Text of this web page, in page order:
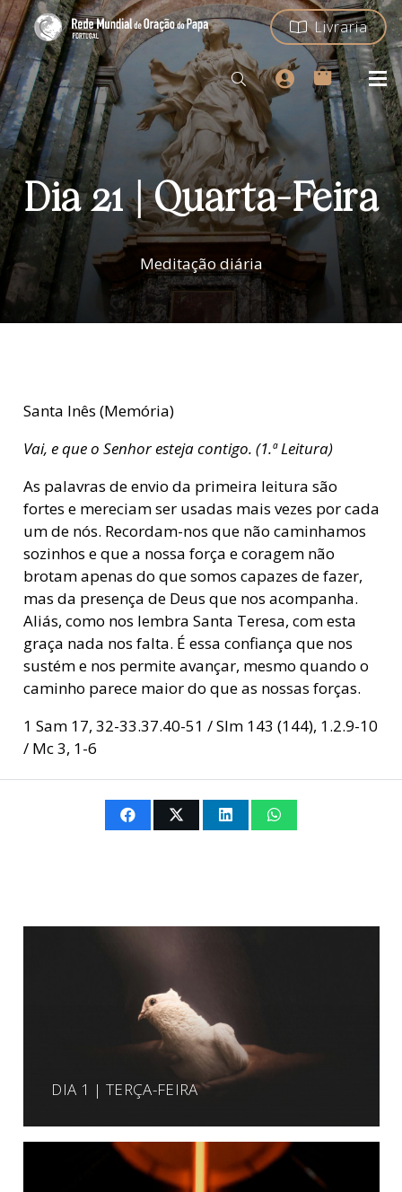
Livraria
Dia 21 | Quarta-Feira
Meditação diária
Santa Inês (Memória)
Vai, e que o Senhor esteja contigo. (1.ª Leitura)
As palavras de envio da primeira leitura são
fortes e mereciam ser usadas mais vezes por cada
um de nós. Recordam-nos que não caminhamos
sozinhos e que a nossa força e coragem não
brotam apenas do que somos capazes de fazer,
mas da presença de Deus que nos acompanha.
Aliás, como nos lembra Santa Teresa, com esta
graça nada nos falta. É essa confiança que nos
sustém e nos permite avançar, mesmo quando o
caminho parece maior do que as nossas forças.
1 Sam 17, 32-33.37.40-51 / Slm 143 (144), 1.2.9-10
/ Mc 3, 1-6
DIA 1 | TERÇA-FEIRA